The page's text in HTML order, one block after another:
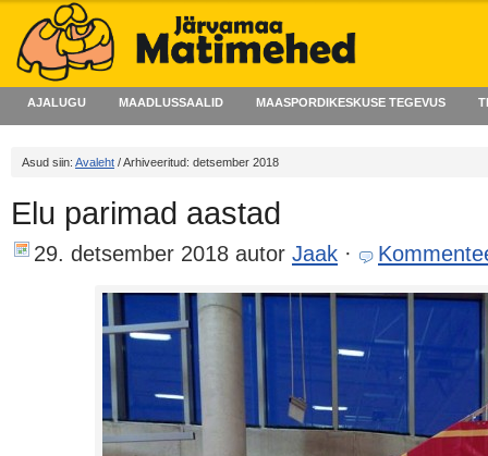
AJALUGU MAADLUSSAALID MAASPORDIKESKUSE TEGEVUS
Asud siin: Avaleht / Arhiveeritud: detsember 2018
Elu parimad aastad
29. detsember 2018 autor Jaak ·